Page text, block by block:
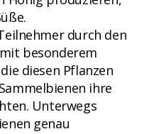
durch den
besonderem
diesen Pflanzen
ihre
Unterwegs
genau